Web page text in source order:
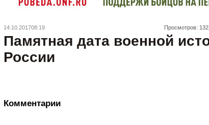
14.10.201708:19 Просмотров:
Памятная дата военной
России
Комментарии